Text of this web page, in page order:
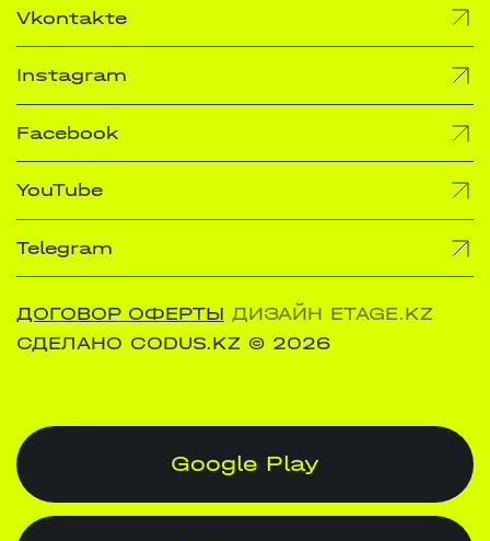
Vkontakte
Instagram
Facebook
YouTube
Telegram
ДОГОВОР ОФЕРТЫ ДИЗАЙН ETAGE.KZ
СДЕЛАНО CODUS.KZ © 2026
Google Play